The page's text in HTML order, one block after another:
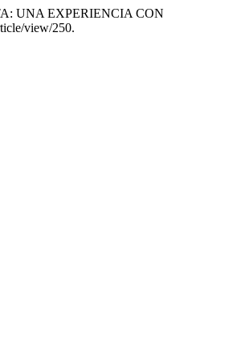
UNA EXPERIENCIA CON
view/250.